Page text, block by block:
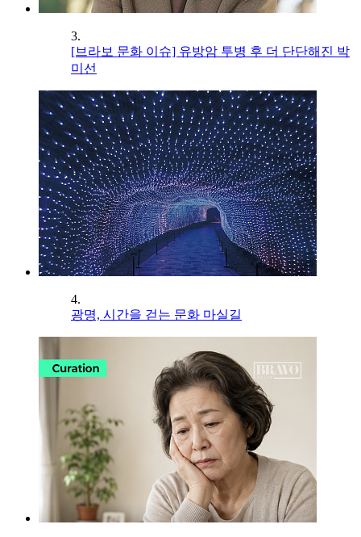
3.
[브라보 문화 이슈] 유방암 투병 후 더 단단해진 박
미선
4.
광명, 시간을 걷는 문화 마실길